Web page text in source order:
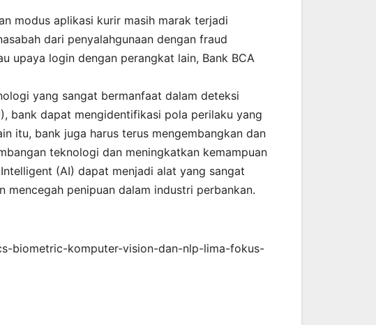
modus aplikasi kurir masih marak terjadi
dari penyalahgunaan dengan fraud
upaya login dengan perangkat lain, Bank BCA
yang sangat bermanfaat dalam deteksi
bank dapat mengidentifikasi pola perilaku yang
itu, bank juga harus terus mengembangkan dan
teknologi dan meningkatkan kemampuan
(AI) dapat menjadi alat yang sangat
penipuan dalam industri perbankan.
biometric-komputer-vision-dan-nlp-lima-fokus-